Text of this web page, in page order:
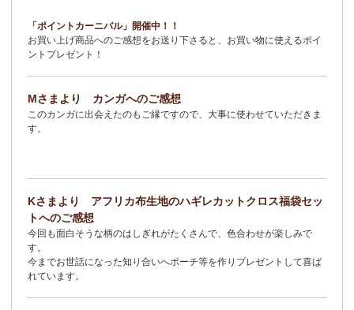
2/3： キテンゲ本革 名刺ケース～キテンゲ◇ハイクオリティ◇で
仕立てた新作登場！『ニッポンの技×アフリカの色』
2/3： オトナの多機能リュック～キテンゲ本革仕立て
ハイクオリティ◇で仕立てた新作登場！『ニッポンの技×アフリカ
の色』
1/19イージーパンツ～美脚ゆるやかブーツカットデザイン～
ンゲ◇ハイクオリティ◇で仕立てた新作登場！『ニッポンの技×ア
フリカの色』
1/19：エコバッグ≪2サイズ展開≫
「ポイントカーニバル」開催中！！
お買い上げ商品へのご感想をお送り下さると、お買い物に使えるポイ
ントプレゼント！
Mさまより カンガへのご感想
このカンガに出会えたのもご縁ですので、大事に使わせていただきま
す。
Kさまより アフリカ布生地のハギレカットクロス福袋セッ
トへのご感想
今回も面白そうな柄のはしぎれがたくさんで、色合わせが楽しみで
す。
今までお世話になった知り合いへポーチ等を作りプレゼントして喜ば
れています。